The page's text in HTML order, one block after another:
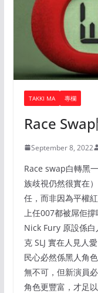
TAKKI MA 專欄
Race
September 8, 2022
Race swap白轉黑
族歧視仍然很實在
任，而非因為平權
上任007都被屌佢
Nick Fury 原設係
克 SLJ 實在人見人
民心必然係黑人角
無不可，但新演員
角色更豐富，才足